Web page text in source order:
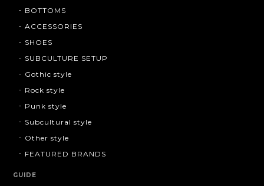
BOTTOMS
ACCESSORIES
SHOES
SUBCULTURE SETUP
Gothic style
Rock style
Punk style
Subcultural style
Other style
FEATURED BRANDS
GUIDE